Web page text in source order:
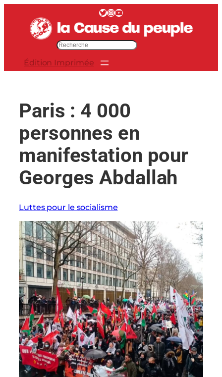
contenu
Twitter InstagramYouTube
e
r
Édition Imprimée
Paris : 4 000
personnes en
manifestation pour
Georges Abdallah
Luttes pour le socialisme